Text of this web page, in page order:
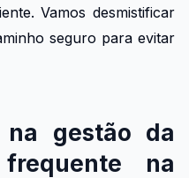
Vamos desmistificar
seguro para evitar
gestão da
na